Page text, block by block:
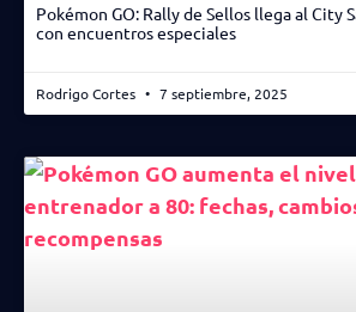
Pokémon GO: Rally de Sellos llega al City
con encuentros especiales
Rodrigo Cortes 7 septiembre, 2025